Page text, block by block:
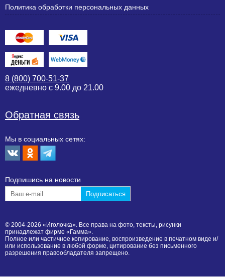
Политика обработки персональных данных
8 (800) 700-51-37
ежедневно с 9.00 до 21.00
Обратная связь
Мы в социальных сетях:
Подпишиcь на новости
© 2004-2026 «Иголочка». Все права на фото, тексты, рисунки
принадлежат фирме «Гамма».
Полное или частичное копирование, воспроизведение в печатном виде и/
или использование в любой форме, цитирование без письменного
разрешения правообладателя запрещено.